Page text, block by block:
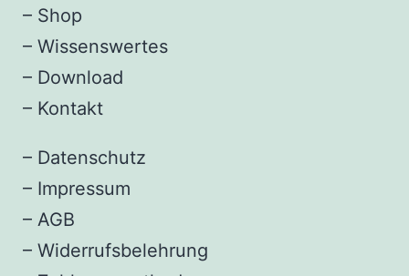
– Shop
– Wissenswertes
– Download
– Kontakt
– Datenschutz
– Impressum
– AGB
– Widerrufsbelehrung